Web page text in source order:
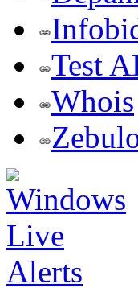
Test
Whois